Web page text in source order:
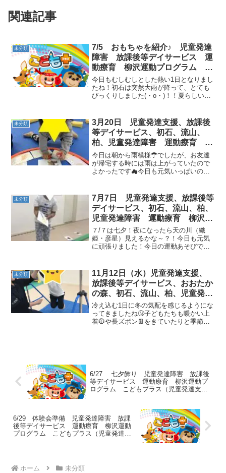
関連記事
未分類
7/5 おもちゃを紹介♪ 児童発達
障害 放課後等デイサービス 運
動療育 柳沢運動プログラム こ
どもプラス（児童発達支援 放課
後等デイサービス 発達気にな
る 発達障害 放デイ 自閉症
ー症候群）発達障害 流山市 柏
市
今日もむしむしとした熱い1日となりまし
たね！初石は突然大雨が降って、とても
びっくりしました(・o・)！！夏らしいお
も、ぜひ遊びに来てくださいね(^o^)♡
未分類
3月20日 児童発達支援、放課後
等デイサービス、初石、流山、
柏、児童発達障害 運動療育 柳
沢運動プログラム こどもプラス
（発達気になる 発達障害 放デ
イ 自閉症 学習障害 LD
今日は朝から雨模様☂でしたが、お友達
が帰宅する時には雨は上がっていたので
よかったです☁今日も元気いっぱいのお
放デイ ≫今日もたくさん運動しました☆
お疲れ様でし...
未分類
7月7日 児童発達支援、放課後等
デイサービス、初石、流山、柏、
児童発達障害 運動療育 柳沢運
動プログラム こども発達気にな
る 発達障害 放デ
７/７は七夕！夜になったら天の川（織
姫・彦星）見えるかな～？！今日も元気
に頑張りました！今日の運動あそびで
ネッコ歩き２：カンガルー → マット
（やきいも）→ 平均...
未分類
11月12日（水）児童発達支援、
放課後等デイサービス、おおたか
の森、初石、流山、柏、児童発達
障害 運動療育 柳沢運動プログ
ラム こども発達気になる 発達
障害 放デイ 自閉症 ADHD
冷え込む1日に冬の気配を感じるようにな
ってきましたね🤧子どもたちも暖かい上
着🧥や長ズボン👖をきていたりと季節の
6/27 七夕飾り 児童発達障害 放課後
等デイサービス 運動療育 柳沢運動プ
ログラム こどもプラス（児童発達支
害 LD ADHD アスペルガー症候群）発達
障害 流山市 柏市
6/29 体験会準備 児童発達障害 放課
後等デイサービス 運動療育 柳沢運動
プログラム こどもプラス（児童発達支
障害 流山市 柏市
ホーム 未分類